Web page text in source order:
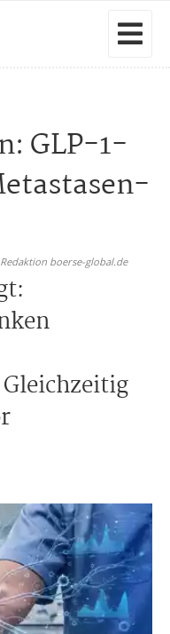
GLP-1-
boerse-global.de